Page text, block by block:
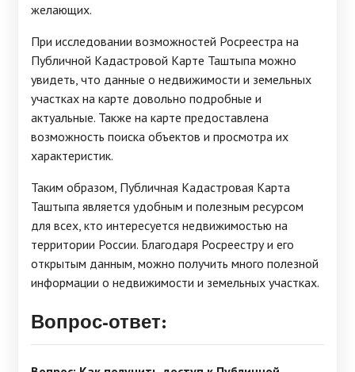
желающих.
При исследовании возможностей Росреестра на
Публичной Кадастровой Карте Таштыпа можно
увидеть, что данные о недвижимости и земельных
участках на карте довольно подробные и
актуальные. Также на карте предоставлена
возможность поиска объектов и просмотра их
характеристик.
Таким образом, Публичная Кадастровая Карта
Таштыпа является удобным и полезным ресурсом
для всех, кто интересуется недвижимостью на
территории России. Благодаря Росреестру и его
открытым данным, можно получить много полезной
информации о недвижимости и земельных участках.
Вопрос-ответ: